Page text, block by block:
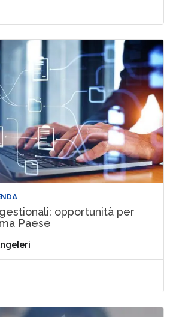
opportunità per
Paese